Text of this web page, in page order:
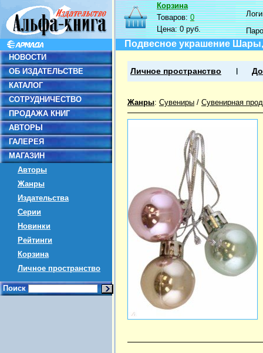
НОВОСТИ
ОБ ИЗДАТЕЛЬСТВЕ
КАТАЛОГ
СОТРУДНИЧЕСТВО
ПРОДАЖА КНИГ
АВТОРЫ
ГАЛЕРЕЯ
МАГАЗИН
Авторы
Жанры
Издательства
Серии
Новинки
Рейтинги
Корзина
Личное пространство
Поиск
Корзина
Товаров:0
Цена:0 руб.
Подвесное украшение
Личное пространство
Жанры: Сувениры / Сувенирная